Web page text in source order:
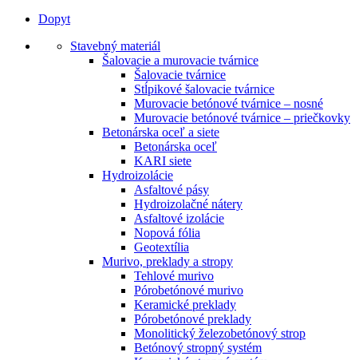
Dopyt
Stavebný materiál
Šalovacie a murovacie tvárnice
Šalovacie tvárnice
Stĺpikové šalovacie tvárnice
Murovacie betónové tvárnice – nosné
Murovacie betónové tvárnice – priečkovky
Betonárska oceľ a siete
Betonárska oceľ
KARI siete
Hydroizolácie
Asfaltové pásy
Hydroizolačné nátery
Asfaltové izolácie
Nopová fólia
Geotextília
Murivo, preklady a stropy
Tehlové murivo
Pórobetónové murivo
Keramické preklady
Pórobetónové preklady
Monolitický železobetónový strop
Betónový stropný systém